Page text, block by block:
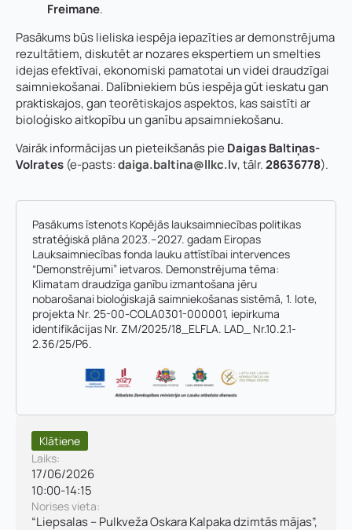
Freimane.
Pasākums būs lieliska iespēja iepazīties ar demonstrējuma
rezultātiem, diskutēt ar nozares ekspertiem un smelties
idejas efektīvai, ekonomiski pamatotai un videi draudzīgai
saimniekošanai. Dalībniekiem būs iespēja gūt ieskatu gan
praktiskajos, gan teorētiskajos aspektos, kas saistīti ar
bioloģisko aitkopību un ganību apsaimniekošanu.
Vairāk informācijas un pieteikšanās pieDaigas Baltiņas-
Volrates (e-pasts:daiga.baltina@llkc.lv, tālr.28636778).
Pasākums īstenots Kopējās lauksaimniecības politikas
stratēģiskā plāna 2023.–2027. gadam Eiropas
Lauksaimniecības fonda lauku attīstībai intervences
“Demonstrējumi” ietvaros. Demonstrējuma tēma:
Klimatam draudzīga ganību izmantošana jēru
nobarošanai bioloģiskajā saimniekošanas sistēmā, 1. lote,
projekta Nr. 25-00-COLA0301-000001, iepirkuma
identifikācijas Nr. ZM/2025/18_ELFLA. LAD_ Nr.10.2.1-
2.36/25/P6.
Klātiene
Laiks:
17/06/2026
10:00-14:15
Norises vieta:
“Liepsalas – Pulkveža Oskara Kalpaka dzimtās mājas”,
Vārds, uzvārds